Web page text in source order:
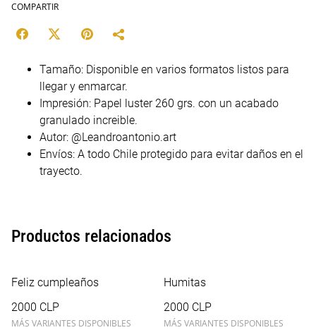
COMPARTIR
Tamaño: Disponible en varios formatos listos para
llegar y enmarcar.
Impresión: Papel luster 260 grs. con un acabado
granulado increible.
Autor: @Leandroantonio.art
Envíos: A todo Chile protegido para evitar daños en el
trayecto.
Productos relacionados
Feliz cumpleaños
2000 CLP
MÁS VARIANTES DISPONIBLES
Humitas
2000 CLP
MÁS VARIANTES DISPONIBLES